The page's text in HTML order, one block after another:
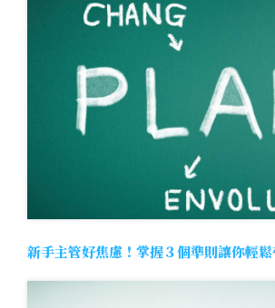
新手主管好焦慮！掌握３個準則讓你輕